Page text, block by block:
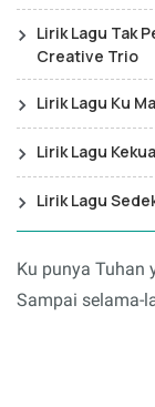
Lirik Lagu Tak
Creative Trio
Lirik Lagu Ku
Lirik Lagu
Lirik Lagu
Ku punya Tuhan
Sampai selama-